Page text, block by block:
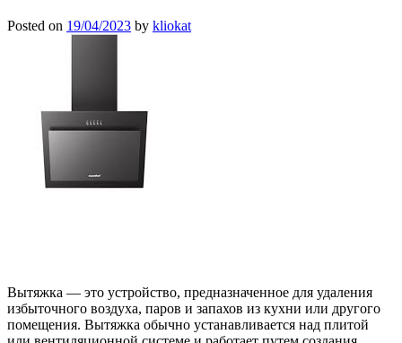
Posted on 19/04/2023 by kliokat
Вытяжка — это устройство, предназначенное для удаления
избыточного воздуха, паров и запахов из кухни или другого
помещения. Вытяжка обычно устанавливается над плитой